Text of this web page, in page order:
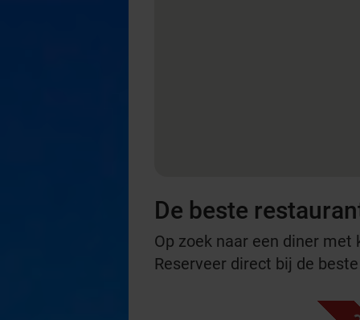
De beste
Op zoek naar een diner
Reserveer direct bij de